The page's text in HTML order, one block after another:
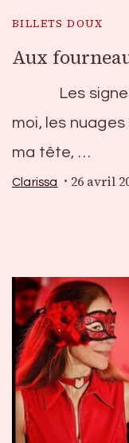
BILLETS DOUX
Aux
Les signes
moi, les
ma tête, …
Clarissa 26 avril